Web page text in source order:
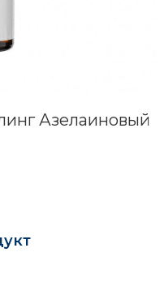
Азелаиновый